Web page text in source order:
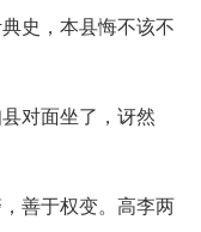
史，本县悔不该不
对面坐了，讶然
善于权变。高李两